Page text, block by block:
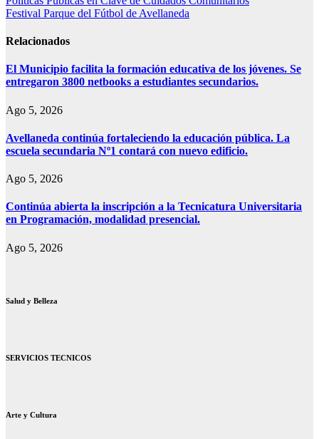
Print
de
entradas
Festival Parque del Fútbol de Avellaneda
Relacionados
El Municipio facilita la formación educativa de los jóvenes. Se
entregaron 3800 netbooks a estudiantes secundarios.
Ago 5, 2026
Avellaneda continúa fortaleciendo la educación pública. La
escuela secundaria Nº1 contará con nuevo edificio.
Ago 5, 2026
Continúa abierta la inscripción a la Tecnicatura Universitaria
en Programación, modalidad presencial.
Ago 5, 2026
Salud y Belleza
SERVICIOS TECNICOS
Arte y Cultura